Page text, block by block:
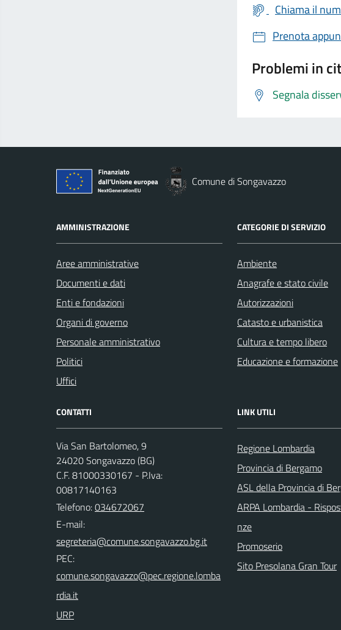
Chiama il
Prenota
Problemi in
Segnala
Comune di Songavazzo
AMMINISTRAZIONE
Aree amministrative
Documenti e dati
Enti e fondazioni
Organi di governo
Personale amministrativo
Politici
Uffici
CATEGORIE DI SERVIZIO
Ambiente
Anagrafe e stato civile
Autorizzazioni
Catasto e urbanistica
Cultura e tempo libero
Educazione e formazione
CONTATTI
Via San Bartolomeo, 9
24020 Songavazzo (BG)
C.F. 81000330167 - P.Iva:
00817140163
Telefono:034672067
E-mail:
PEC:
URP
LINK UTILI
Regione Lombardia
Provincia di Bergamo
ASL della Provincia di
ARPA Lombardia -
nze
Promoserio
Sito Presolana Gran Tour